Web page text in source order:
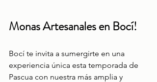
Monas Artesanales en Bocí!
Bocí te invita a sumergirte en una
experiencia única esta temporada de
Pascua con nuestra más amplia y